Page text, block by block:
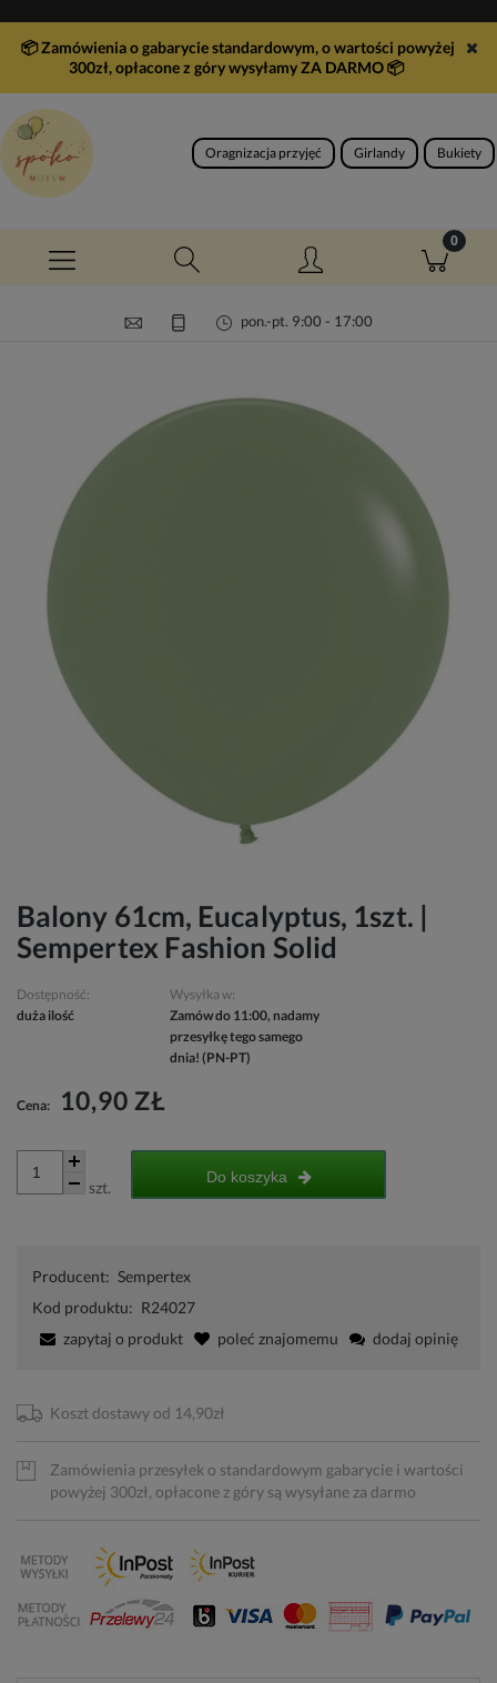
📦 Zamówienia o gabarycie standardowym, o wartości powyżej
300zł, opłacone z góry wysyłamy ZA DARMO📦
Oragnizacja przyjęć Girlandy Bukiety
pon.-pt. 9:00 - 17:00
Balony 61cm, Eucalyptus, 1szt. |
Sempertex Fashion Solid
Dostępność:
duża ilość
Wysyłka w:
Zamów do 11:00, nadamy
przesyłkę tego samego
dnia! (PN-PT)
Cena: 10,90 ZŁ
szt.
Do koszyka
Producent: Sempertex
Kod produktu: R24027
zapytaj o produkt
poleć znajomemu dodaj opinię
Koszt dostawy od 14,90zł
Zamówienia przesyłek o standardowym gabarycie i wartości
powyżej 300zł, opłacone z góry są wysyłane za darmo